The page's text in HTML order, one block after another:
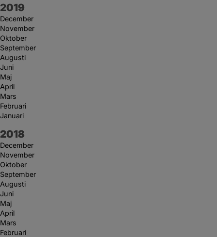
År:
2019
December
November
Oktober
September
Augusti
Juni
Maj
April
Mars
Februari
Januari
År:
2018
December
November
Oktober
September
Augusti
Juni
Maj
April
Mars
Februari